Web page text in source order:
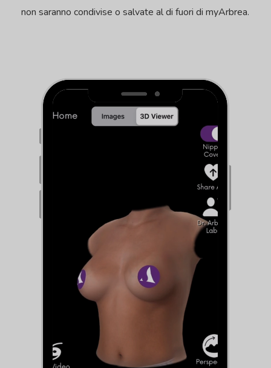
non saranno condivise o salvate al di fuori di myArbrea.